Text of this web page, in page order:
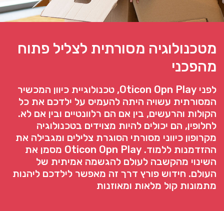
מטכנולוגיה מסורתית לצליל פתוח
מהפכני
לפני Oticon Opn Play, טכנולוגיית כיוון המכשיר
המסורתית עשויה היתה להעמיס על ילדכם את כל
הקולות והרעשים, בין אם הם רלוונטיים ובין אם לא.
לחלופין, הם יכולים להיות מצוידים בטכנולוגיה
מקרופון כיווני מסורתי הסוגרת צלילים ומגבילה את
ההזדמנות ללמוד. Oticon Opn Play מסמן את
השינוי מהקשבה לעולם להגשמה אמיתית של
העולם. חידוש פורץ דרך זה מאפשר לילדכם ליהנות
מתמונות קול מלאות ומאוזנות